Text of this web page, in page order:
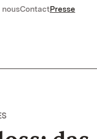
nousContactPresse